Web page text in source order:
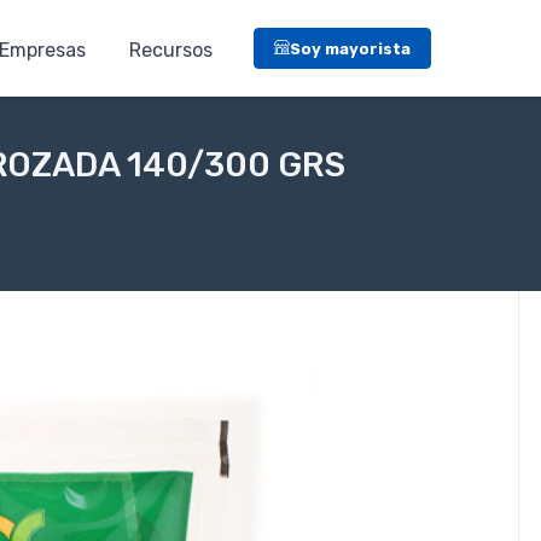
Recursos Soy mayorista
140/300 GRS